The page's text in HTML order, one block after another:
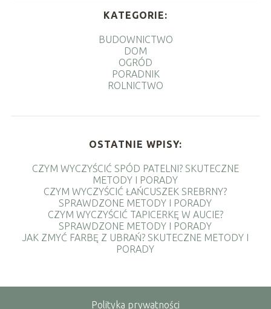
KATEGORIE:
BUDOWNICTWO
DOM
OGRÓD
PORADNIK
ROLNICTWO
OSTATNIE WPISY:
CZYM WYCZYŚCIĆ SPÓD PATELNI? SKUTECZNE
METODY I PORADY
CZYM WYCZYŚCIĆ ŁAŃCUSZEK SREBRNY?
SPRAWDZONE METODY I PORADY
CZYM WYCZYŚCIĆ TAPICERKĘ W AUCIE?
SPRAWDZONE METODY I PORADY
JAK ZMYĆ FARBĘ Z UBRAŃ? SKUTECZNE METODY I
PORADY
Polityka prywatności